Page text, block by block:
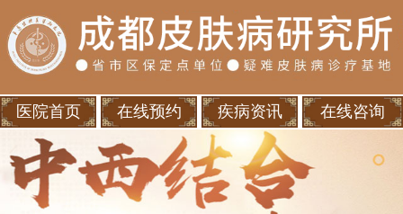
医院首页 在线预约 疾病资讯 在线咨询